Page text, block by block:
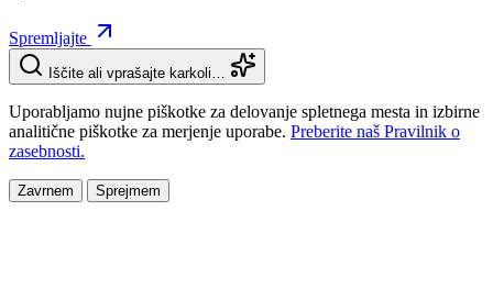
Spremljajte
Iščite ali vprašajte karkoli…
Uporabljamo nujne piškotke za delovanje spletnega mesta in izbirne
analitične piškotke za merjenje uporabe. Preberite naš Pravilnik o
zasebnosti.
Zavrnem Sprejmem